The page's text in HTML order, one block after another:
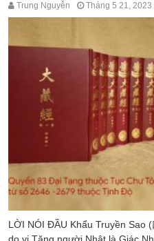
Trung Nguyễn Tháng 5 21, 2023
LỜI NÓI ĐẦU Khẩu Truyền Sao